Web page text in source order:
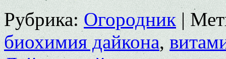
Рубрика: Огородник |
биохимия дайкона,